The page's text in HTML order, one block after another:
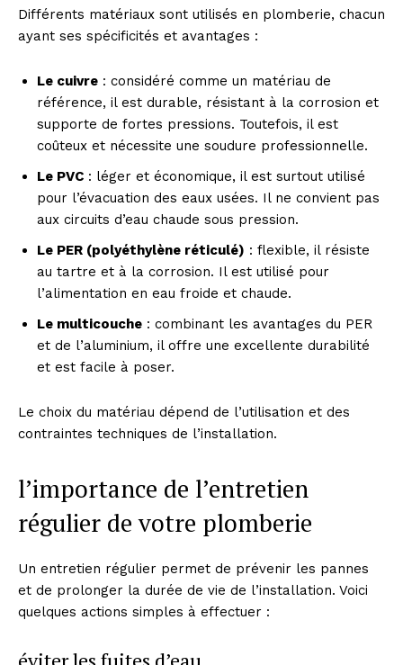
Différents matériaux sont utilisés en plomberie, chacun
ayant ses spécificités et avantages :
Le cuivre : considéré comme un matériau de
référence, il est durable, résistant à la corrosion et
supporte de fortes pressions. Toutefois, il est
coûteux et nécessite une soudure professionnelle.
Le PVC : léger et économique, il est surtout utilisé
pour l’évacuation des eaux usées. Il ne convient pas
aux circuits d’eau chaude sous pression.
Le PER (polyéthylène réticulé) : flexible, il résiste
au tartre et à la corrosion. Il est utilisé pour
l’alimentation en eau froide et chaude.
Le multicouche : combinant les avantages du PER
et de l’aluminium, il offre une excellente durabilité
et est facile à poser.
Le choix du matériau dépend de l’utilisation et des
contraintes techniques de l’installation.
l’importance de l’entretien
régulier de votre plomberie
Un entretien régulier permet de prévenir les pannes
et de prolonger la durée de vie de l’installation. Voici
quelques actions simples à effectuer :
éviter les fuites d’eau